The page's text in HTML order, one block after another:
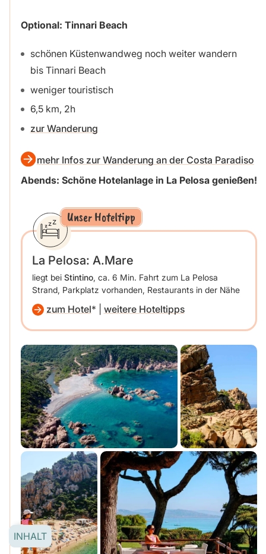
Optional: Tinnari Beach
schönen Küstenwandweg noch weiter wandern
bis Tinnari Beach
weniger touristisch
6,5 km, 2h
zur Wanderung
mehr Infos zur Wanderung an der Costa Paradiso
Abends: Schöne Hotelanlage in La Pelosa genießen!
Unser Hoteltipp
La Pelosa: A.Mare
liegt bei Stintino, ca. 6 Min. Fahrt zum La Pelosa
Strand, Parkplatz vorhanden, Restaurants in der Nähe
zum Hotel weitere Hoteltipps
INHALT